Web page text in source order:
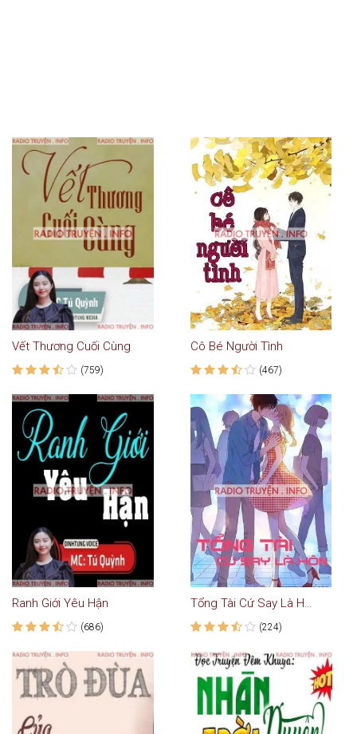
Vết Thương Cuối Cùng
(759)
Cô Bé Người Tình
(467)
Ranh Giới Yêu Hận
(686)
Tổng Tài Cứ Say Là Hôn - Truyện Ngôn Tình
(224)